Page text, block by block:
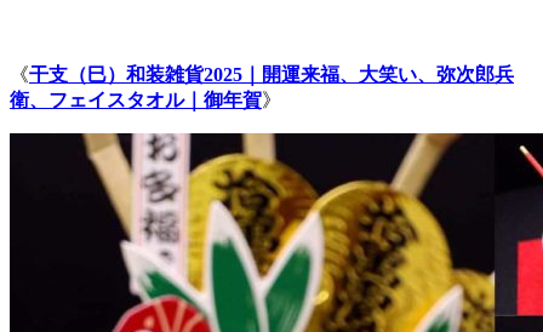
《干支（巳）和装雑貨2025｜開運来福、大笑い、弥次郎兵
衛、フェイスタオル｜御年賀》